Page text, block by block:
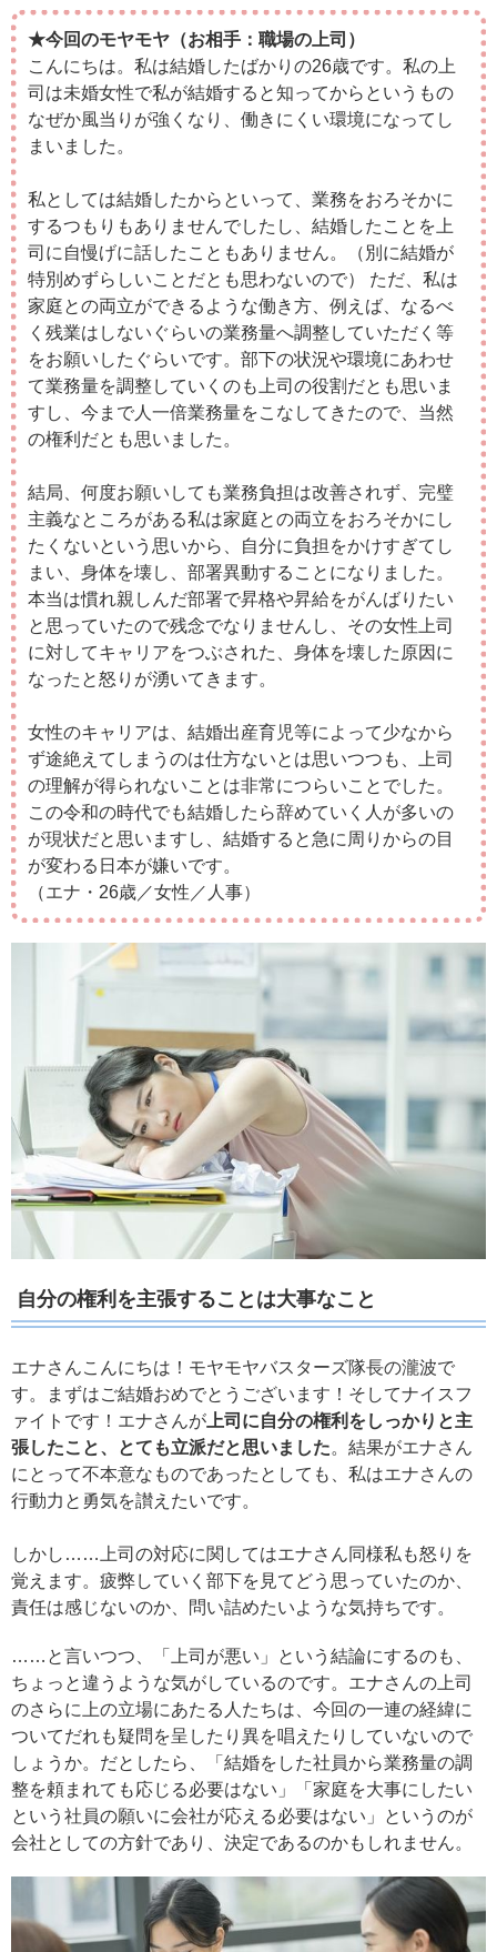
★今回のモヤモヤ（お相手：職場の上司）
こんにちは。私は結婚したばかりの26歳です。私の上
司は未婚女性で私が結婚すると知ってからというもの
なぜか風当りが強くなり、働きにくい環境になってし
まいました。
私としては結婚したからといって、業務をおろそかに
するつもりもありませんでしたし、結婚したことを上
司に自慢げに話したこともありません。（別に結婚が
特別めずらしいことだとも思わないので） ただ、私は
家庭との両立ができるような働き方、例えば、なるべ
く残業はしないぐらいの業務量へ調整していただく等
をお願いしたぐらいです。部下の状況や環境にあわせ
て業務量を調整していくのも上司の役割だとも思いま
すし、今まで人一倍業務量をこなしてきたので、当然
の権利だとも思いました。
結局、何度お願いしても業務負担は改善されず、完璧
主義なところがある私は家庭との両立をおろそかにし
たくないという思いから、自分に負担をかけすぎてし
まい、身体を壊し、部署異動することになりました。
本当は慣れ親しんだ部署で昇格や昇給をがんばりたい
と思っていたので残念でなりませんし、その女性上司
に対してキャリアをつぶされた、身体を壊した原因に
なったと怒りが湧いてきます。
女性のキャリアは、結婚出産育児等によって少なから
ず途絶えてしまうのは仕方ないとは思いつつも、上司
の理解が得られないことは非常につらいことでした。
この令和の時代でも結婚したら辞めていく人が多いの
が現状だと思いますし、結婚すると急に周りからの目
が変わる日本が嫌いです。
（エナ・26歳／女性／人事）
自分の権利を主張することは大事なこと
エナさんこんにちは！モヤモヤバスターズ隊長の瀧波で
す。まずはご結婚おめでとうございます！そしてナイスフ
ァイトです！エナさんが 上司に自分の権利をしっかりと主
張したこと、とても立派だと思いました。結果がエナさん
にとって不本意なものであったとしても、私はエナさんの
行動力と勇気を讃えたいです。
しかし……上司の対応に関してはエナさん同様私も怒りを
覚えます。疲弊していく部下を見てどう思っていたのか、
責任は感じないのか、問い詰めたいような気持ちです。
……と言いつつ、「上司が悪い」という結論にするのも、
ちょっと違うような気がしているのです。エナさんの上司
のさらに上の立場にあたる人たちは、今回の一連の経緯に
ついてだれも疑問を呈したり異を唱えたりしていないので
しょうか。だとしたら、「結婚をした社員から業務量の調
整を頼まれても応じる必要はない」「家庭を大事にしたい
という社員の願いに会社が応える必要はない」というのが
会社としての方針であり、決定であるのかもしれません。